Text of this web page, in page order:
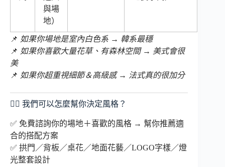
與場
地）
📌 如果你場地是室內白色系 → 韓系最穩
📌 如果你喜歡大量花草、有森林空間 → 美式會很
美
📌 如果你超重視細節＆高級感 → 法式真的很加分
🙋‍♀️ 我們可以怎麼幫你決定風格？
✅ 免費諮詢你的場地＋喜歡的風格 → 幫你推薦適
合的搭配方案
✅ 拱門／背板／桌花／地面花藝／LOGO字樣／燈
光整套設計